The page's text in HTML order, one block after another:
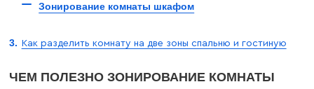
Зонирование комнаты шкафом
Как разделить комнату на две зоны спальню и гостиную
ЧЕМ ПОЛЕЗНО ЗОНИРОВАНИЕ КОМНАТЫ